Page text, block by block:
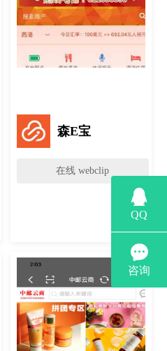
森E宝
在线 webclip